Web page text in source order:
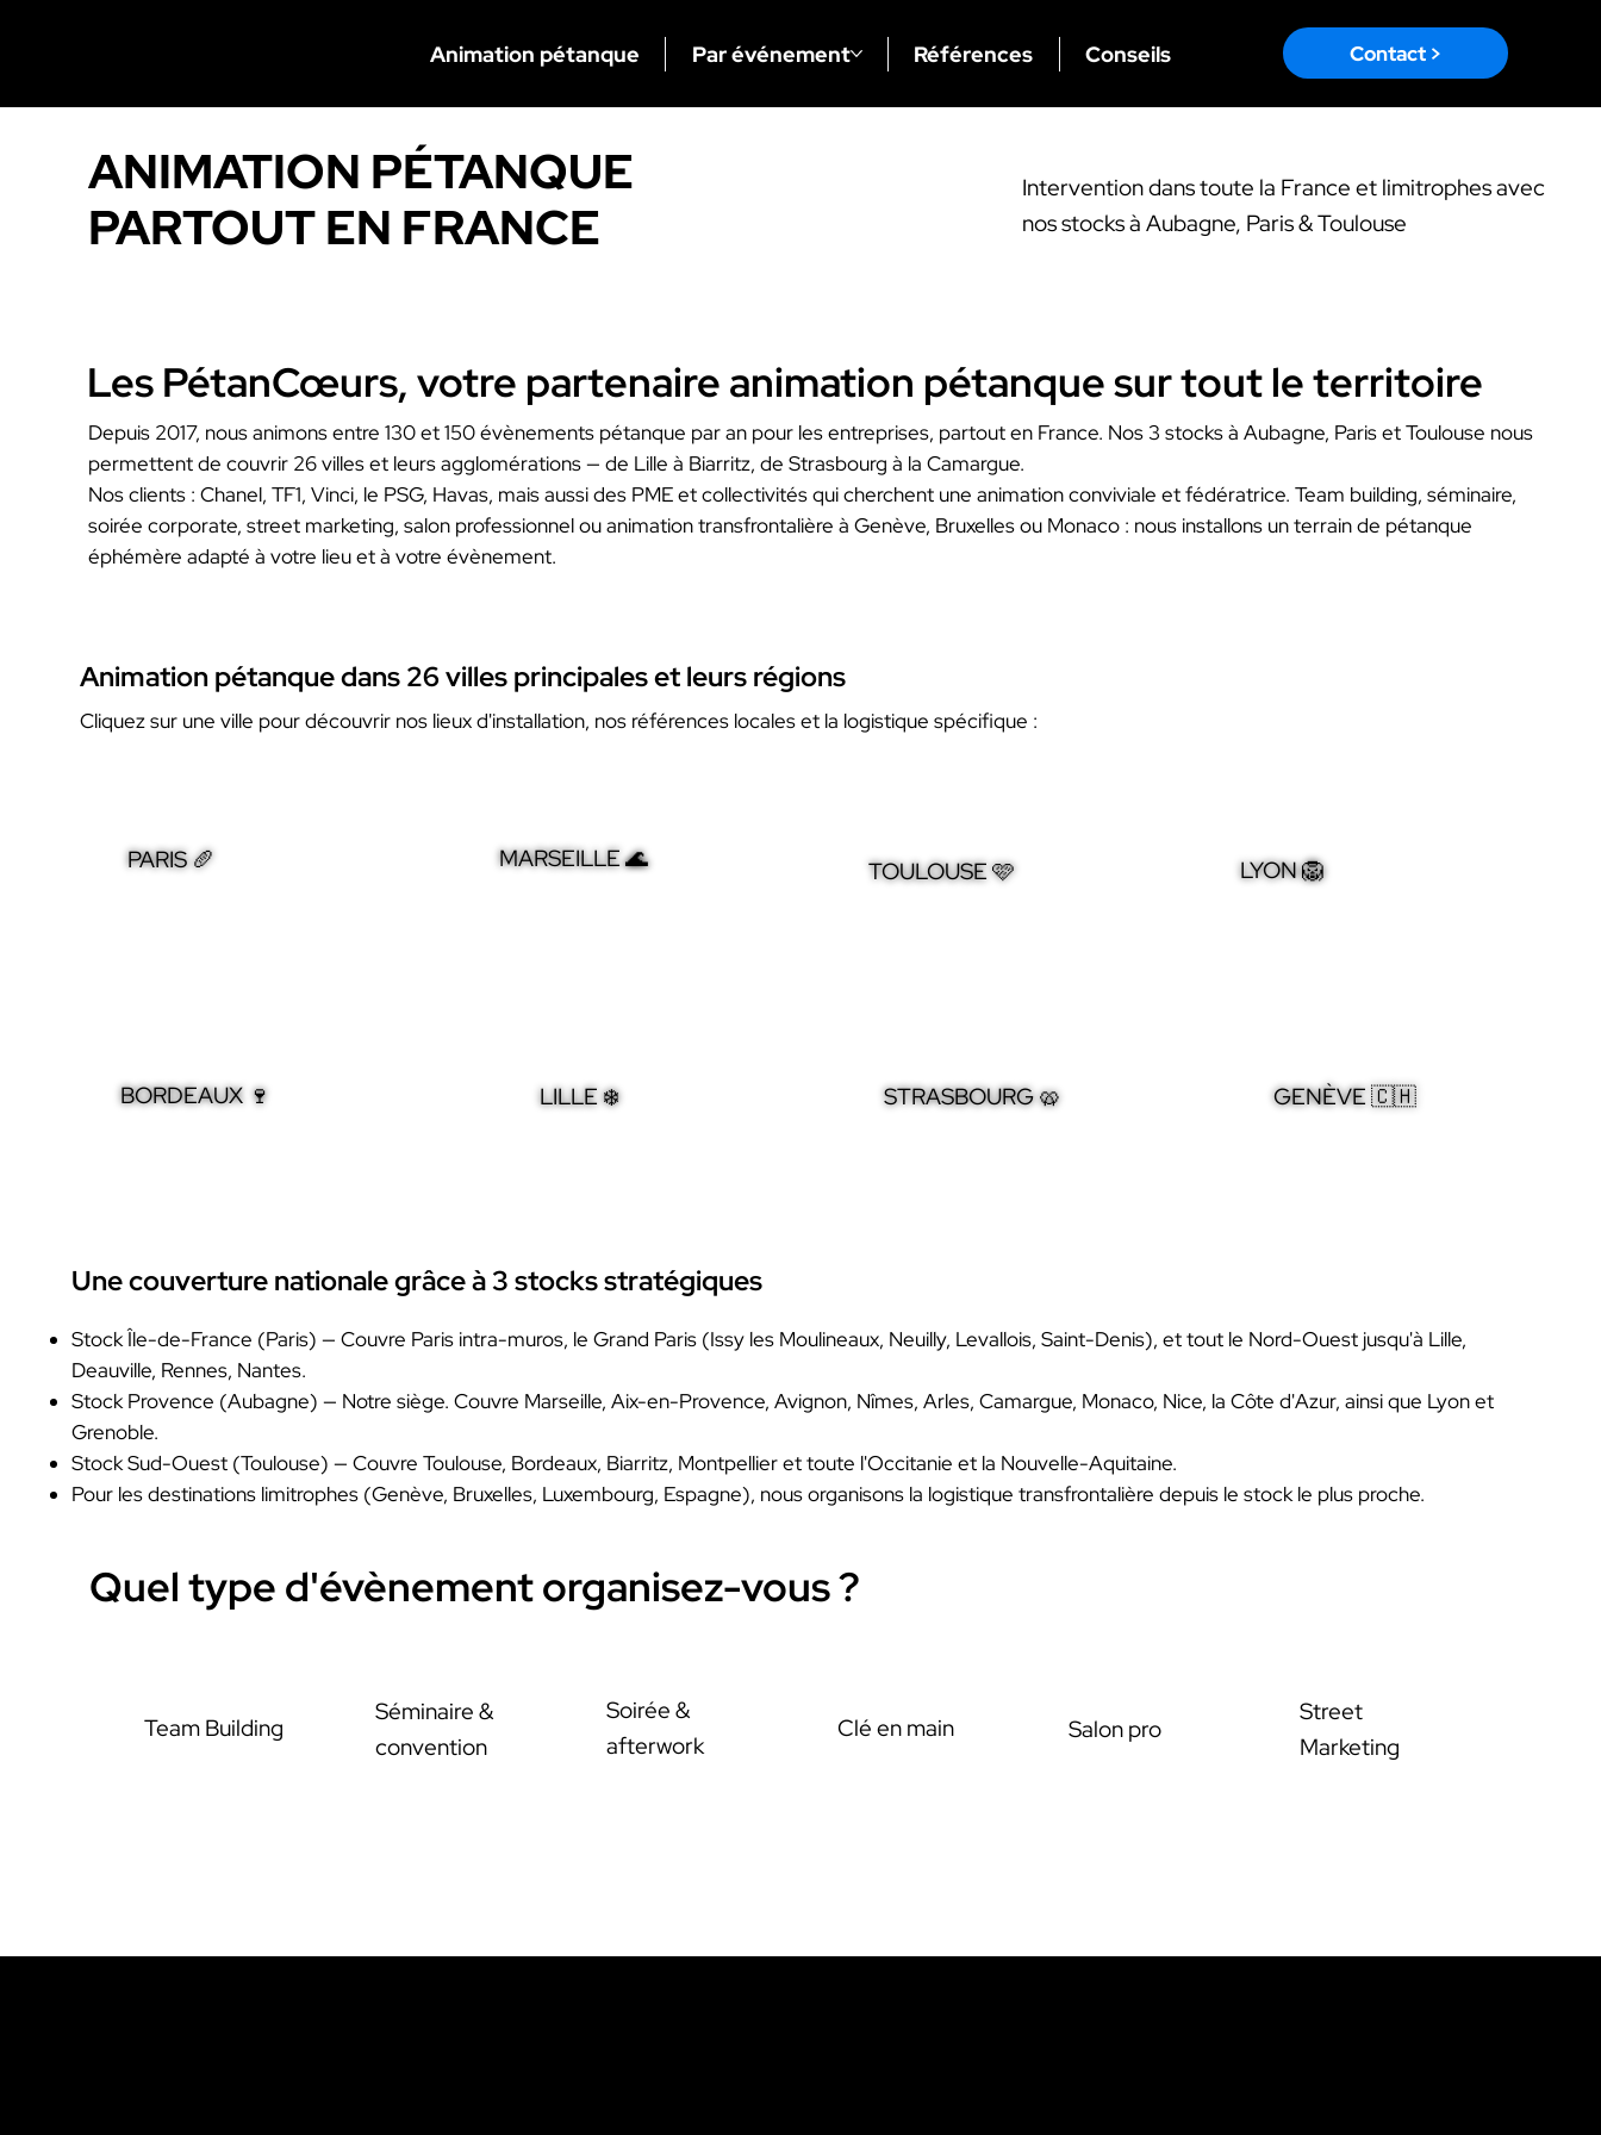
Animation pétanque Par événement Références Conseils Contact >
ANIMATION PÉTANQUE
PARTOUT EN FRANCE
Intervention dans toute la France et limitrophes avec
nos stocks à Aubagne, Paris & Toulouse
Les PétanCœurs, votre partenaire animation pétanque sur tout le territoire
Depuis 2017, nous animons entre 130 et 150 évènements pétanque par an pour les entreprises, partout en France. Nos 3 stocks à Aubagne, Paris et Toulouse nous
permettent de couvrir 26 villes et leurs agglomérations — de Lille à Biarritz, de Strasbourg à la Camargue.
Nos clients : Chanel, TF1, Vinci, le PSG, Havas, mais aussi des PME et collectivités qui cherchent une animation conviviale et fédératrice. Team building, séminaire,
soirée corporate, street marketing, salon professionnel ou animation transfrontalière à Genève, Bruxelles ou Monaco : nous installons un terrain de pétanque
éphémère adapté à votre lieu et à votre évènement.
PARIS 🥖 MARSEILLE 🌊 TOULOUSE 🩷 LYON 🦁
BORDEAUX 🍷 LILLE ❄️ STRASBOURG 🥨 GENÈVE 🇨🇭
Cliquez sur une ville pour découvrir nos lieux d'installation, nos références locales et la logistique spécifique :
Animation pétanque dans 26 villes principales et leurs régions
Une couverture nationale grâce à 3 stocks stratégiques
Stock Île-de-France (Paris) — Couvre Paris intra-muros, le Grand Paris (Issy les Moulineaux, Neuilly, Levallois, Saint-Denis), et tout le Nord-Ouest jusqu'à Lille,
Deauville, Rennes, Nantes.
Stock Provence (Aubagne) — Notre siège. Couvre Marseille, Aix-en-Provence, Avignon, Nîmes, Arles, Camargue, Monaco, Nice, la Côte d'Azur, ainsi que Lyon et
Grenoble.
Stock Sud-Ouest (Toulouse) — Couvre Toulouse, Bordeaux, Biarritz, Montpellier et toute l'Occitanie et la Nouvelle-Aquitaine.
Pour les destinations limitrophes (Genève, Bruxelles, Luxembourg, Espagne), nous organisons la logistique transfrontalière depuis le stock le plus proche.
Quel type d'évènement organisez-vous ?
Team Building
Séminaire &
convention
Soirée &
afterwork
Clé en main Salon pro
Street
Marketing